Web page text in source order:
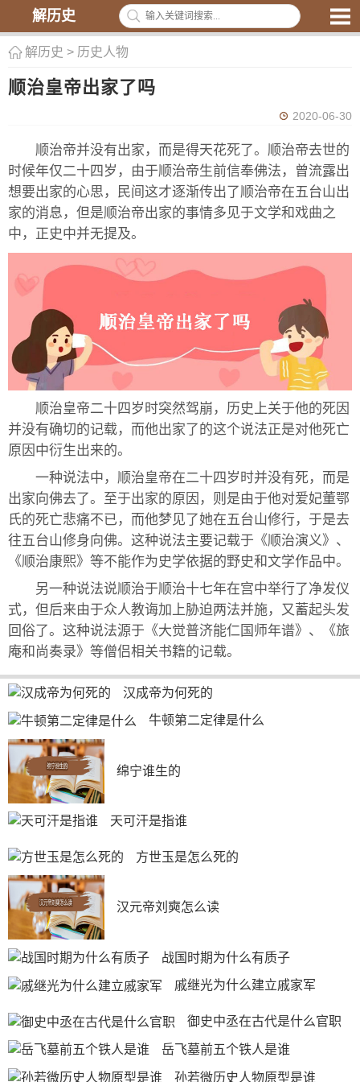
解历史
解历史 > 历史人物
顺治皇帝出家了吗
2020-06-30
顺治帝并没有出家，而是得天花死了。顺治帝去世的
时候年仅二十四岁，由于顺治帝生前信奉佛法，曾流露出
想要出家的心思，民间这才逐渐传出了顺治帝在五台山出
家的消息，但是顺治帝出家的事情多见于文学和戏曲之
中，正史中并无提及。
顺治皇帝二十四岁时突然驾崩，历史上关于他的死因
并没有确切的记载，而他出家了的这个说法正是对他死亡
原因中衍生出来的。
一种说法中，顺治皇帝在二十四岁时并没有死，而是
出家向佛去了。至于出家的原因，则是由于他对爱妃董鄂
氏的死亡悲痛不已，而他梦见了她在五台山修行，于是去
往五台山修身向佛。这种说法主要记载于《顺治演义》、
《顺治康熙》等不能作为史学依据的野史和文学作品中。
另一种说法说顺治于顺治十七年在宫中举行了净发仪
式，但后来由于众人教诲加上胁迫两法并施，又蓄起头发
回俗了。这种说法源于《大觉普济能仁国师年谱》、《旅
庵和尚奏录》等僧侣相关书籍的记载。
汉成帝为何死的
牛顿第二定律是什么
绵宁谁生的
天可汗是指谁
方世玉是怎么死的
汉元帝刘奭怎么读
战国时期为什么有质子
戚继光为什么建立戚家军
御史中丞在古代是什么官职
岳飞墓前五个铁人是谁
孙若微历史人物原型是谁